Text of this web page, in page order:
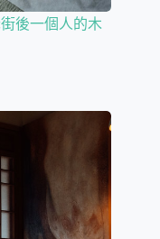
後一個人的木